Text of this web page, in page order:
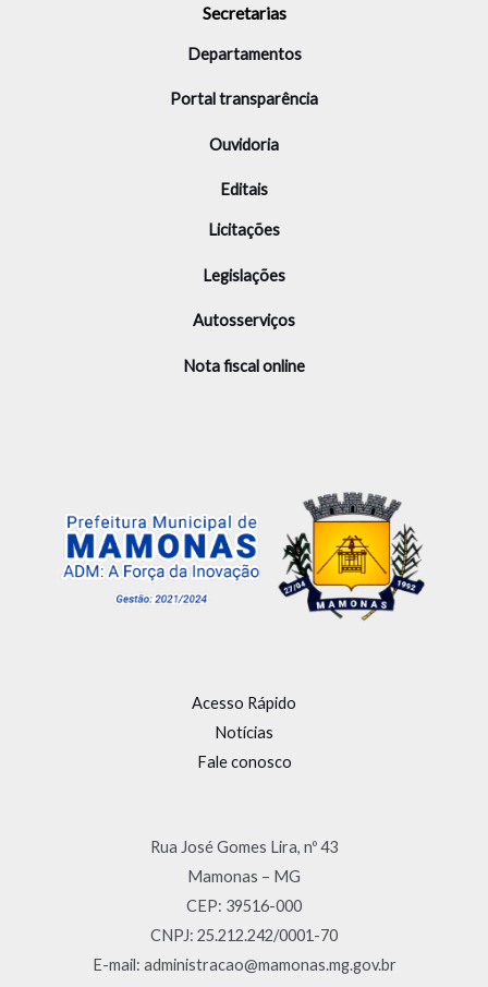
Secretarias
Departamentos
Portal transparência
Ouvidoria
Editais
Licitações
Legislações
Autosserviços
Nota fiscal online
Acesso Rápido
Notícias
Fale conosco
Rua José Gomes Lira, nº 43
Mamonas – MG
CEP: 39516-000
CNPJ: 25.212.242/0001-70
E-mail: administracao@mamonas.mg.gov.br